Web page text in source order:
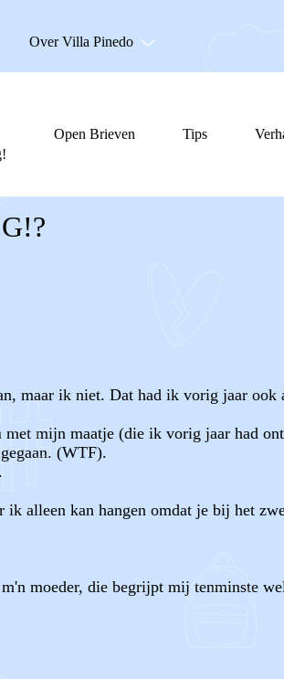
Over Villa Pinedo
Open Brieven Tips
maar ik niet. Dat had ik vorig jaar ook
mijn maatje (die ik vorig jaar had
(WTF).
alleen kan hangen omdat je bij het
moeder, die begrijpt mij tenminste